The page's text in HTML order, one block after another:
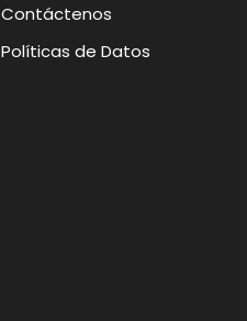
Contáctenos
Políticas de Datos